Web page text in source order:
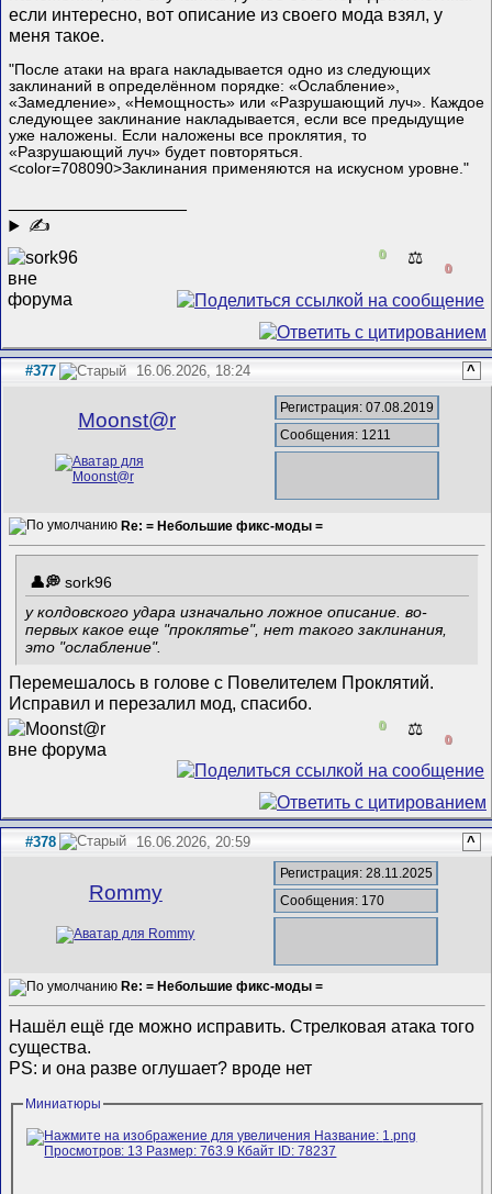
если интересно, вот описание из своего мода взял, у
меня такое.
"После атаки на врага накладывается одно из следующих
заклинаний в определённом порядке: «Ослабление»,
«Замедление», «Немощность» или «Разрушающий луч». Каждое
следующее заклинание накладывается, если все предыдущие
уже наложены. Если наложены все проклятия, то
«Разрушающий луч» будет повторяться.
<color=708090>Заклинания применяются на искусном уровне."
✍
0 ⚖️
0
#377 16.06.2026, 18:24 ^
Mооnst@r
Регистрация: 07.08.2019
Сообщения: 1211
Re: = Небольшие фикс-моды =
sork96
у колдовского удара изначально ложное описание. во-
первых какое еще "проклятье", нет такого заклинания,
это "ослабление".
Перемешалось в голове с Повелителем Проклятий.
Исправил и перезалил мод, спасибо.
0 ⚖️
0
#378 16.06.2026, 20:59 ^
Rommy
Регистрация: 28.11.2025
Сообщения: 170
Re: = Небольшие фикс-моды =
Нашёл ещё где можно исправить. Стрелковая атака того
существа.
PS: и она разве оглушает? вроде нет
Миниатюры